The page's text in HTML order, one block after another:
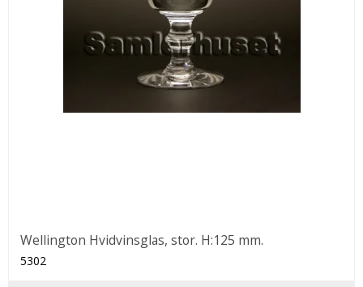
Wellington Hvidvinsglas, stor. H:125 mm.
5302